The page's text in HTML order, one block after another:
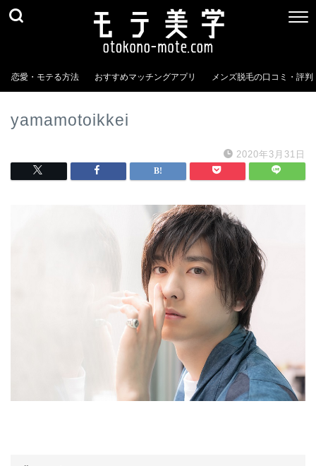
恋愛・モテる方法 おすすめマッチングアプリ メンズ脱毛の口コミ・評判
yamamotoikkei
2020年3月31日